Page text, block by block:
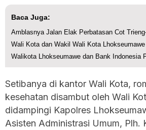
Baca Juga:
Amblasnya Jalan Elak Perbatasan Cot
Wali Kota dan Wakil Wali Kota Lhokseumawe
Walikota Lhokseumawe dan Bank Indonesia
Setibanya di kantor Wali Kota,
kesehatan disambut oleh Wali
didampingi Kapolres
Asisten Administrasi Umum, Plh.